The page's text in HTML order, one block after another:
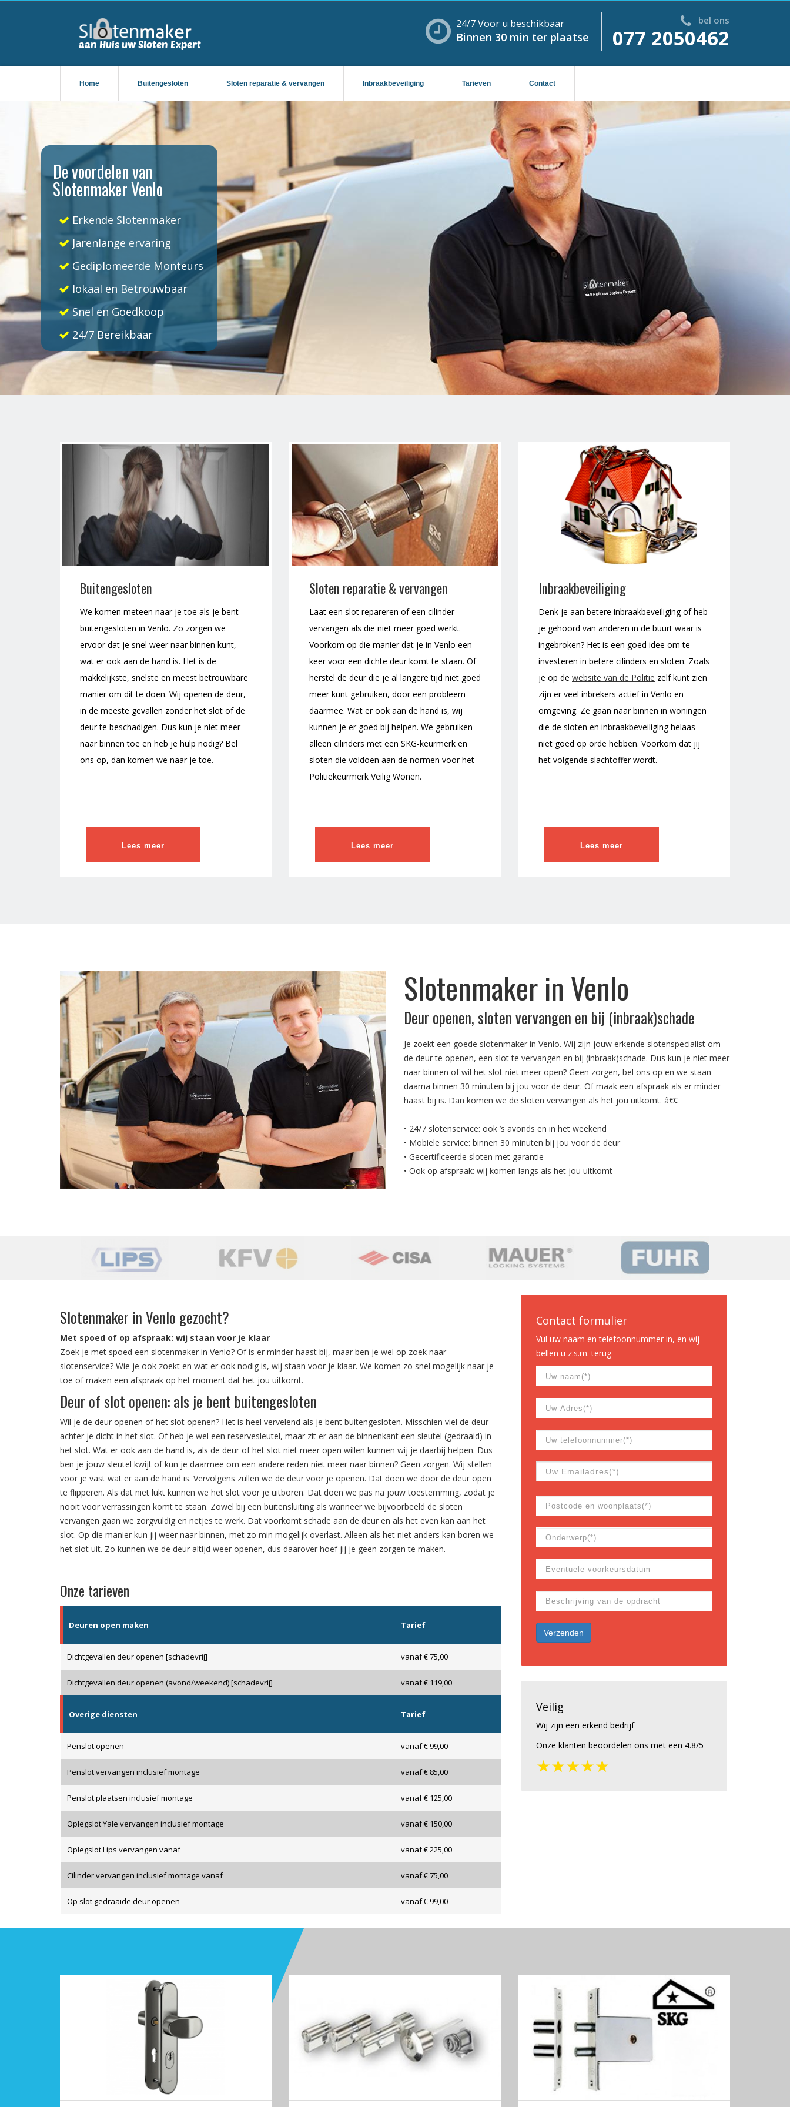
24/7 Voor u beschikbaar
Binnen 30 min ter plaatse
bel ons
077 2050462
Home Buitengesloten Sloten reparatie & vervangen Inbraakbeveiliging Tarieven Contact
De voordelen van
Slotenmaker Venlo
Erkende Slotenmaker
Jarenlange ervaring
Gediplomeerde Monteurs
lokaal en Betrouwbaar
Snel en Goedkoop
24/7 Bereikbaar
Buitengesloten
We komen meteen naar je toe als je bent
buitengesloten in Venlo. Zo zorgen we
ervoor dat je snel weer naar binnen kunt,
wat er ook aan de hand is. Het is de
makkelijkste, snelste en meest betrouwbare
manier om dit te doen. Wij openen de deur,
in de meeste gevallen zonder het slot of de
deur te beschadigen. Dus kun je niet meer
naar binnen toe en heb je hulp nodig? Bel
ons op, dan komen we naar je toe.
Lees meer
Sloten reparatie & vervangen
Laat een slot repareren of een cilinder
vervangen als die niet meer goed werkt.
Voorkom op die manier dat je in Venlo een
keer voor een dichte deur komt te staan. Of
herstel de deur die je al langere tijd niet goed
meer kunt gebruiken, door een probleem
daarmee. Wat er ook aan de hand is, wij
kunnen je er goed bij helpen. We gebruiken
alleen cilinders met een SKG-keurmerk en
sloten die voldoen aan de normen voor het
Politiekeurmerk Veilig Wonen.
Lees meer
Inbraakbeveiliging
Denk je aan betere inbraakbeveiliging of heb
je gehoord van anderen in de buurt waar is
ingebroken? Het is een goed idee om te
investeren in betere cilinders en sloten. Zoals
je op de website van de Politie zelf kunt zien
zijn er veel inbrekers actief in Venlo en
omgeving. Ze gaan naar binnen in woningen
die de sloten en inbraakbeveiliging helaas
niet goed op orde hebben. Voorkom dat jij
het volgende slachtoffer wordt.
Lees meer
Slotenmaker in Venlo
Deur openen, sloten vervangen en bij (inbraak)schade
Je zoekt een goede slotenmaker in Venlo. Wij zijn jouw erkende slotenspecialist om
de deur te openen, een slot te vervangen en bij (inbraak)schade. Dus kun je niet meer
naar binnen of wil het slot niet meer open? Geen zorgen, bel ons op en we staan
daarna binnen 30 minuten bij jou voor de deur. Of maak een afspraak als er minder
haast bij is. Dan komen we de sloten vervangen als het jou uitkomt. â€¢
• 24/7 slotenservice: ook ’s avonds en in het weekend
• Mobiele service: binnen 30 minuten bij jou voor de deur
• Gecertificeerde sloten met garantie
• Ook op afspraak: wij komen langs als het jou uitkomt
Slotenmaker in Venlo gezocht?
Met spoed of op afspraak: wij staan voor je klaar
Zoek je met spoed een slotenmaker in Venlo? Of is er minder haast bij, maar ben je wel op zoek naar
slotenservice? Wie je ook zoekt en wat er ook nodig is, wij staan voor je klaar. We komen zo snel mogelijk naar je
toe of maken een afspraak op het moment dat het jou uitkomt.
Deur of slot openen: als je bent buitengesloten
Wil je de deur openen of het slot openen? Het is heel vervelend als je bent buitengesloten. Misschien viel de deur
achter je dicht in het slot. Of heb je wel een reservesleutel, maar zit er aan de binnenkant een sleutel (gedraaid) in
het slot. Wat er ook aan de hand is, als de deur of het slot niet meer open willen kunnen wij je daarbij helpen. Dus
ben je jouw sleutel kwijt of kun je daarmee om een andere reden niet meer naar binnen? Geen zorgen. Wij stellen
voor je vast wat er aan de hand is. Vervolgens zullen we de deur voor je openen. Dat doen we door de deur open
te flipperen. Als dat niet lukt kunnen we het slot voor je uitboren. Dat doen we pas na jouw toestemming, zodat je
nooit voor verrassingen komt te staan. Zowel bij een buitensluiting als wanneer we bijvoorbeeld de sloten
vervangen gaan we zorgvuldig en netjes te werk. Dat voorkomt schade aan de deur en als het even kan aan het
slot. Op die manier kun jij weer naar binnen, met zo min mogelijk overlast. Alleen als het niet anders kan boren we
het slot uit. Zo kunnen we de deur altijd weer openen, dus daarover hoef jij je geen zorgen te maken.
Onze tarieven
Deuren open maken Tarief
Dichtgevallen deur openen [schadevrij] vanaf € 75,00
Dichtgevallen deur openen (avond/weekend) [schadevrij] vanaf € 119,00
Overige diensten Tarief
Penslot openen vanaf € 99,00
Penslot vervangen inclusief montage vanaf € 85,00
Penslot plaatsen inclusief montage vanaf € 125,00
Oplegslot Yale vervangen inclusief montage vanaf € 150,00
Oplegslot Lips vervangen vanaf vanaf € 225,00
Cilinder vervangen inclusief montage vanaf vanaf € 75,00
Op slot gedraaide deur openen vanaf € 99,00
Contact formulier
Vul uw naam en telefoonnummer in, en wij
bellen u z.s.m. terug
Veilig
Wij zijn een erkend bedrijf
Onze klanten beoordelen ons met een 4.8/5
★★★★★